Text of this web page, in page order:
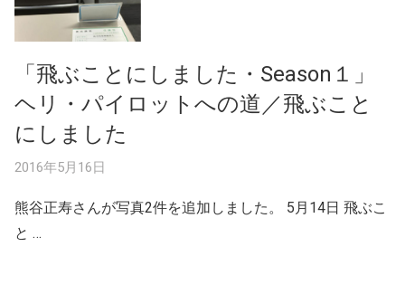
「飛ぶことにしました・Season１」
ヘリ・パイロットへの道／飛ぶこと
にしました
2016年5月16日
熊谷正寿さんが写真2件を追加しました。 5月14日 飛ぶこ
と …